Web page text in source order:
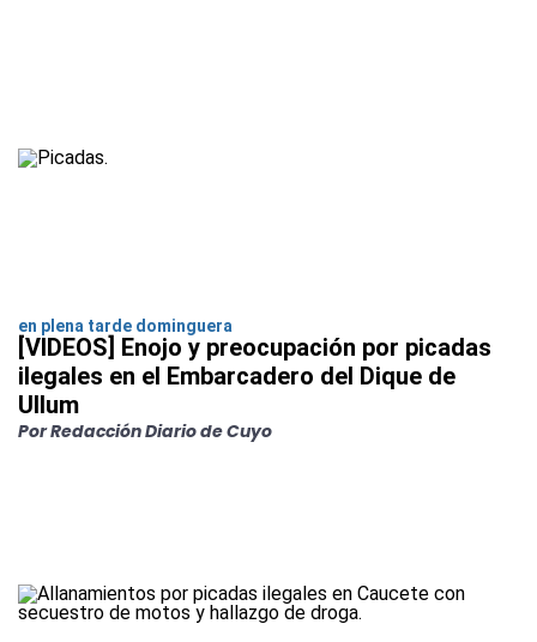
en plena tarde dominguera
[VIDEOS] Enojo y preocupación por picadas
ilegales en el Embarcadero del Dique de
Ullum
Por Redacción Diario de Cuyo